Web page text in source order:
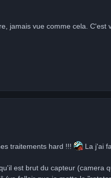
jamais vue comme cela.
traitements hard !!!
La j'ai
est brut du capteur (camera